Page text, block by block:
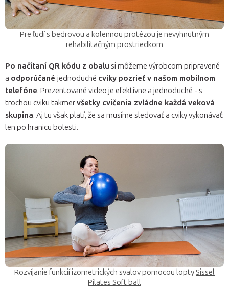
Pre ľudí s bedrovou a kolennou protézou je nevyhnutným
rehabilitačným prostriedkom
Po načítaní QR kódu z obalu si môžeme výrobcom pripravené
a odporúčané jednoduché cviky pozrieť v našom mobilnom
telefóne. Prezentované video je efektívne a jednoduché - s
trochou cviku takmervšetky cvičenia zvládne každá veková
skupina. Aj tu však platí, že sa musíme sledovať a cviky vykonávať
len po hranicu bolesti.
Rozvíjanie funkcií izometrických svalov pomocou loptySissel
Pilates Soft ball